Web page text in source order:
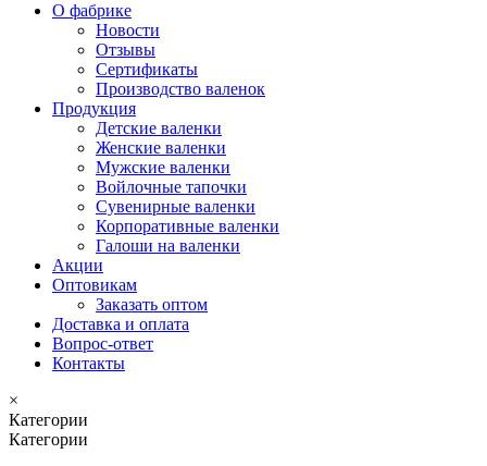
О фабрике
Новости
Отзывы
Сертификаты
Производство валенок
Продукция
Детские валенки
Женские валенки
Мужские валенки
Войлочные тапочки
Сувенирные валенки
Корпоративные валенки
Галоши на валенки
Акции
Оптовикам
Заказать оптом
Доставка и оплата
Вопрос-ответ
Контакты
×
Категории
Категории